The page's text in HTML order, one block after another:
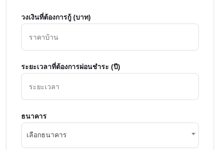
วงเงินที่ต้องการกู้ (บาท)
ระยะเวลาที่ต้องการผ่อนชำระ (ปี)
ธนาคาร
เลือกธนาคาร